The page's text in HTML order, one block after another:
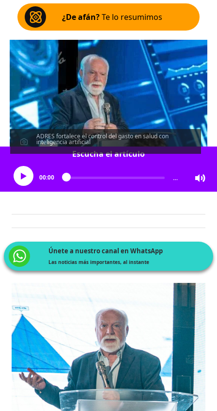
¿De afán?Te lo resumimos
ADRES fortalece el control del gasto en salud con
inteligencia artificial
Escucha el artículo
00:00 …
Únete a nuestro canal en WhatsApp
Las noticias más importantes, al instante